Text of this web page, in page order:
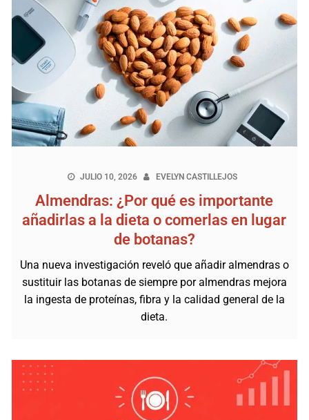
JULIO 10, 2026 EVELYN CASTILLEJOS
Almendras: ¿Por qué es importante
añadirlas a la dieta o comerlas en lugar
de botanas?
Una nueva investigación reveló que añadir almendras o
sustituir las botanas de siempre por almendras mejora
la ingesta de proteínas, fibra y la calidad general de la
dieta.